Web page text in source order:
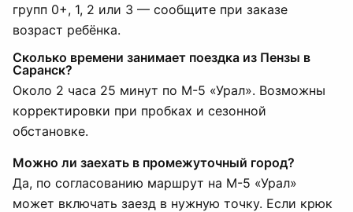
групп 0+, 1, 2 или 3 — сообщите при заказе
возраст ребёнка.
Сколько времени занимает поездка из Пензы в
Саранск?
Около 2 часа 25 минут по М-5 «Урал». Возможны
корректировки при пробках и сезонной
обстановке.
Можно ли заехать в промежуточный город?
Да, по согласованию маршрут на М-5 «Урал»
может включать заезд в нужную точку. Если крюк